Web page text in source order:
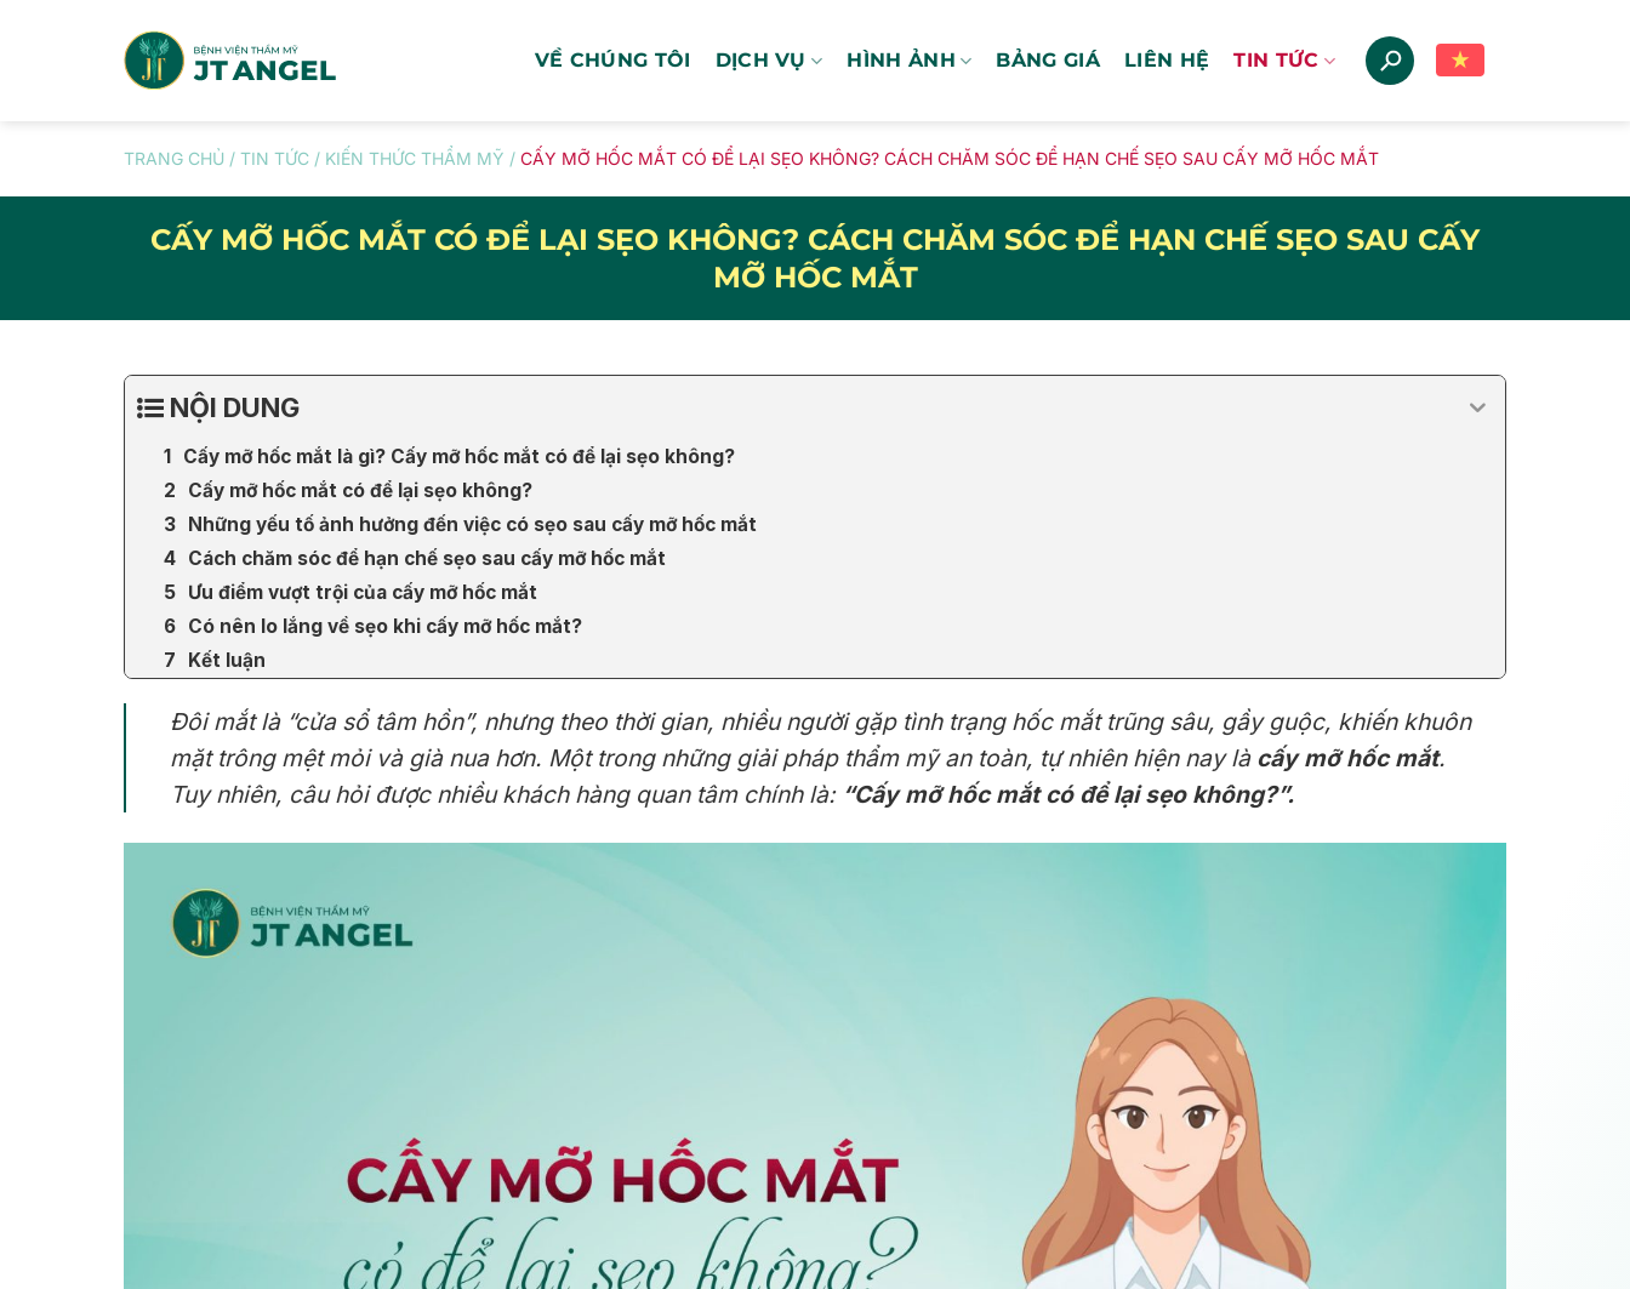
VỀ CHÚNG TÔI DỊCH VỤ HÌNH ẢNH BẢNG GIÁ LIÊN HỆ TIN TỨC
TRANG CHỦ / TIN TỨC / KIẾN THỨC THẨM MỸ / CẤY MỠ HỐC MẮT CÓ ĐỂ LẠI SẸO KHÔNG? CÁCH CHĂM SÓC ĐỂ HẠN CHẾ SẸO SAU CẤY MỠ HỐC MẮT
CẤY MỠ HỐC MẮT CÓ ĐỂ LẠI SẸO KHÔNG? CÁCH CHĂM SÓC ĐỂ HẠN CHẾ SẸO SAU CẤY
MỠ HỐC MẮT
NỘI DUNG
Cấy mỡ hốc mắt là gì? Cấy mỡ hốc mắt có để lại sẹo không?
Cấy mỡ hốc mắt có để lại sẹo không?
Những yếu tố ảnh hưởng đến việc có sẹo sau cấy mỡ hốc mắt
Cách chăm sóc để hạn chế sẹo sau cấy mỡ hốc mắt
Ưu điểm vượt trội của cấy mỡ hốc mắt
Có nên lo lắng về sẹo khi cấy mỡ hốc mắt?
Kết luận
Đôi mắt là “cửa sổ tâm hồn”, nhưng theo thời gian, nhiều người gặp tình trạng hốc mắt trũng sâu, gầy guộc, khiến khuôn
mặt trông mệt mỏi và già nua hơn. Một trong những giải pháp thẩm mỹ an toàn, tự nhiên hiện nay là cấy mỡ hốc mắt.
Tuy nhiên, câu hỏi được nhiều khách hàng quan tâm chính là: “Cấy mỡ hốc mắt có để lại sẹo không?”.